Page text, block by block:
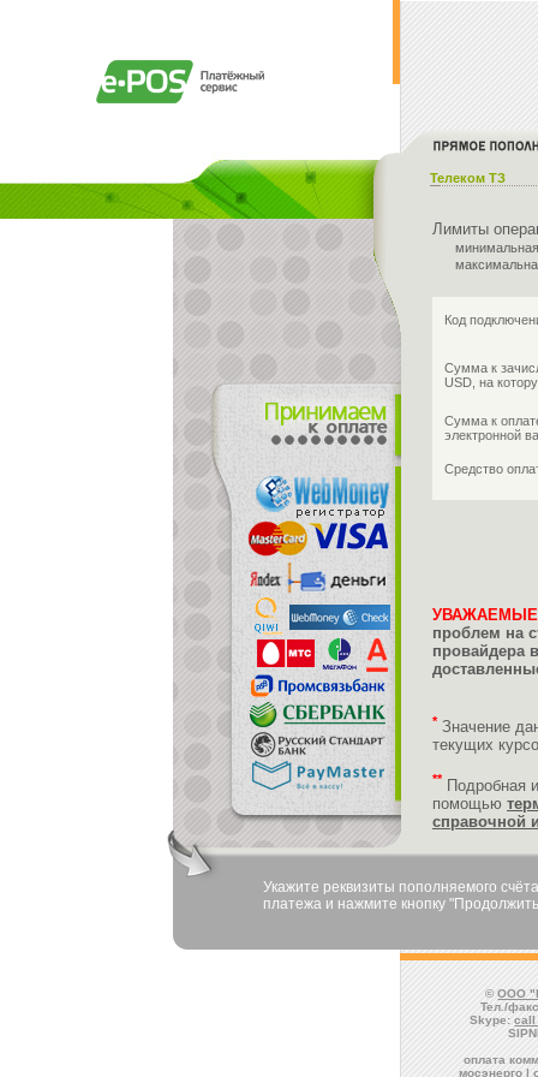
Телеком ТЗ
Лимиты
Код
Сумма к
USD, на
Сумма к
электронной
Средство
проблем на
провайдера
* Значение
текущих
** Подробная
помощью
справочной
Укажите реквизиты пополняемого
платежа и нажмите кнопку
©ООО
Тел./
Skype:
оплата
мосэнерго |